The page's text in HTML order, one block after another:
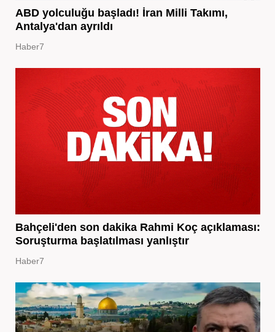
ABD yolculuğu başladı! İran Milli Takımı,
Antalya'dan ayrıldı
Haber7
Bahçeli'den son dakika Rahmi Koç açıklaması:
Soruşturma başlatılması yanlıştır
Haber7